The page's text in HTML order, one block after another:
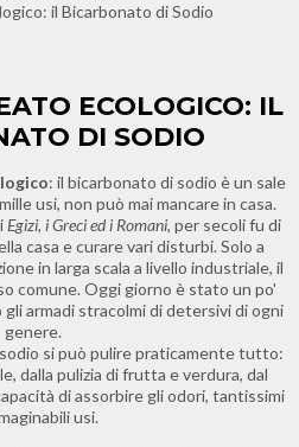
il Bicarbonato di Sodio
ECOLOGICO: IL
DI SODIO
: il bicarbonato di sodio è un sale
usi, non può mai mancare in casa.
Egizi, i Greci ed i Romani, per secoli fu di
casa e curare vari disturbi. Solo a
in larga scala a livello industriale, il
comune. Oggi giorno è stato un po'
armadi stracolmi di detersivi di ogni
genere.
si può pulire praticamente tutto:
dalla pulizia di frutta e verdura, dal
di assorbire gli odori, tantissimi
usi.